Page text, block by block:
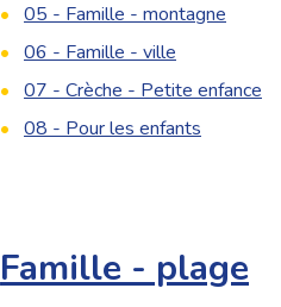
05 - Famille - montagne
06 - Famille - ville
07 - Crèche - Petite enfance
08 - Pour les enfants
Famille - plage